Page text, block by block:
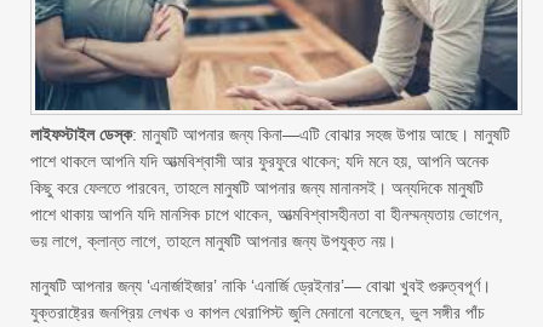
লাইফস্টাইল ডেস্ক: মানুষটি আপনার জন্য কিনা—এটি বোঝার সহজ উপায় আছে। মানুষটি
পাশে থাকলে আপনি যদি আত্মবিশ্বাসী আর ফুরফুরে থাকেন; যদি মনে হয়, আপনি অনেক
কিছু করে ফেলতে পারবেন, তাহলে মানুষটি আপনার জন্য মানানসই। অন্যদিকে মানুষটি
পাশে থাকায় আপনি যদি মানসিক চাপে থাকেন, আত্মবিশ্বাসহীনতা বা হীনম্মন্যতায় ভোগেন,
ভয় লাগে, ক্লান্ত লাগে, তাহলে মানুষটি আপনার জন্য উপযুক্ত নয়।
মানুষটি আপনার জন্য ‘এনার্জাইজার’ নাকি ‘এনার্জি ড্রেইনার’— বোঝা খুবই গুরুত্বপূর্ণ।
যুক্তরাষ্ট্রের জনপ্রিয় লেখক ও কাপল থেরাপিস্ট জুলি মেনানো বলেছেন, ভুল সঙ্গীর পাঁচ